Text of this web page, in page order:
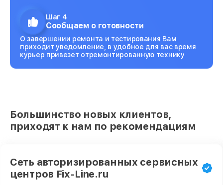
Шаг 4
Сообщаем о готовности
О завершении ремонта и тестирования Вам
приходит уведомление, в удобное для вас время
курьер привезет отремонтированную технику
Большинство новых клиентов,
приходят к нам по рекомендациям
Сеть авторизированных сервисных
центров Fix-Line.ru